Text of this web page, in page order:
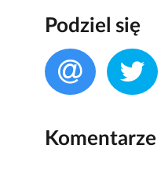
Podziel się
Komentarze